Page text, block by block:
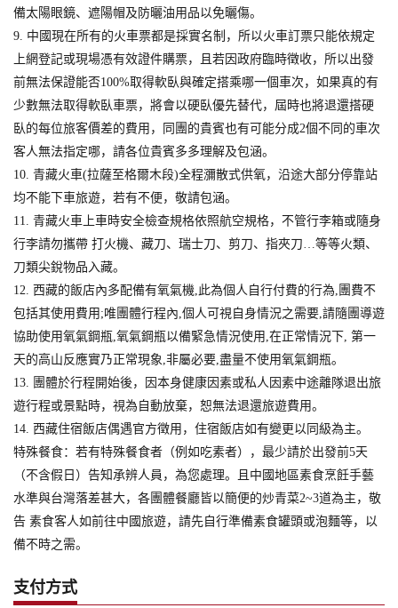
備太陽眼鏡、遮陽帽及防曬油用品以免曬傷。
9. 中國現在所有的火車票都是採實名制，所以火車訂票只能依規定
上網登記或現場憑有效證件購票，且若因政府臨時徵收，所以出發
前無法保證能否100%取得軟臥與確定搭乘哪一個車次，如果真的有
少數無法取得軟臥車票，將會以硬臥優先替代，屆時也將退還搭硬
臥的每位旅客價差的費用，同團的貴賓也有可能分成2個不同的車次
客人無法指定哪，請各位貴賓多多理解及包涵。
10. 青藏火車(拉薩至格爾木段)全程瀰散式供氧，沿途大部分停靠站
均不能下車旅遊，若有不便，敬請包涵。
11. 青藏火車上車時安全檢查規格依照航空規格，不管行李箱或隨身
行李請勿攜帶 打火機、藏刀、瑞士刀、剪刀、指夾刀…等等火類、
刀類尖銳物品入藏。
12. 西藏的飯店內多配備有氧氣機,此為個人自行付費的行為,團費不
包括其使用費用;唯團體行程內,個人可視自身情況之需要,請隨團導遊
協助使用氧氣鋼瓶,氧氣鋼瓶以備緊急情況使用,在正常情況下, 第一
天的高山反應實乃正常現象,非屬必要,盡量不使用氧氣鋼瓶。
13. 團體於行程開始後，因本身健康因素或私人因素中途離隊退出旅
遊行程或景點時，視為自動放棄，恕無法退還旅遊費用。
14. 西藏住宿飯店偶遇官方徵用，住宿飯店如有變更以同級為主。
特殊餐食：若有特殊餐食者（例如吃素者），最少請於出發前5天
（不含假日）告知承辨人員，為您處理。且中國地區素食烹飪手藝
水準與台灣落差甚大，各團體餐廳皆以簡便的炒青菜2~3道為主，敬
告 素食客人如前往中國旅遊，請先自行準備素食罐頭或泡麵等，以
備不時之需。
支付方式